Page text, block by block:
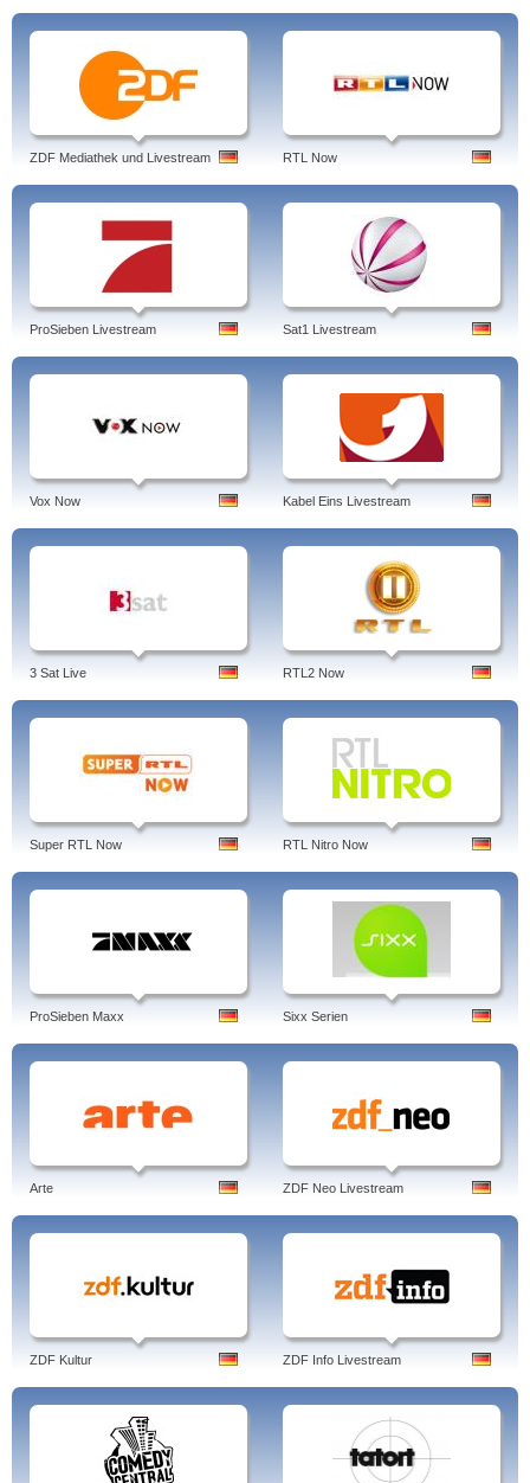
ZDF Mediathek und Livestream RTL Now
ProSieben Livestream Sat1 Livestream
Vox Now Kabel Eins Livestream
3 Sat Live RTL2 Now
Super RTL Now RTL Nitro Now
ProSieben Maxx Sixx Serien
Arte ZDF Neo Livestream
ZDF Kultur ZDF Info Livestream